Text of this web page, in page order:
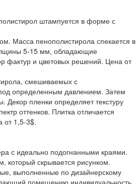
штампуется в форме с
Масса пенополистирола спекается в
5-15 мм, обладающие
фактур и цветовых решений. Цена от
смешиваемых с
определенным давлением. Затем
Декор пленки определяет текстуру
оттенков. Плитка отличается
от 1,5-3$.
с идеально подогнанными краями.
который скрывается рисунком.
выполненные по дизайнерскому
помещению индивидуальность.